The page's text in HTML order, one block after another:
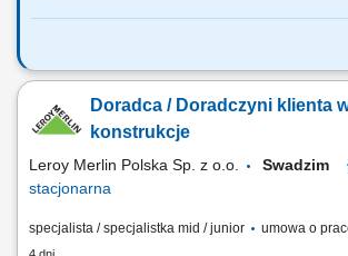
Co będziesz robić? Twój start z Buddym: przez
wsparciu opiekuna wdrożenia i zespołu, Aktywna
będziesz sprzedawać i doradzać klientom w
Doradca / Doradczyni klienta
konstrukcje
Leroy Merlin Polska Sp. z o.o. Swadzim
stacjonarna
specjalista / specjalistka mid / junior umowa o